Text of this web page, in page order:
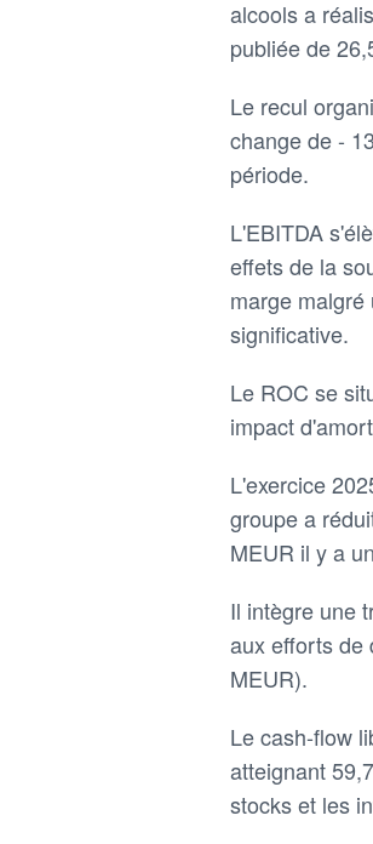
alcools a
publiée de
Le recul
change de -
période.
L'EBITDA
effets de la
marge
significative.
Le ROC se
impact
L'exercice
groupe a
MEUR il y a
Il intègre une
aux efforts de
MEUR).
Le cash-flow
atteignant
stocks et les